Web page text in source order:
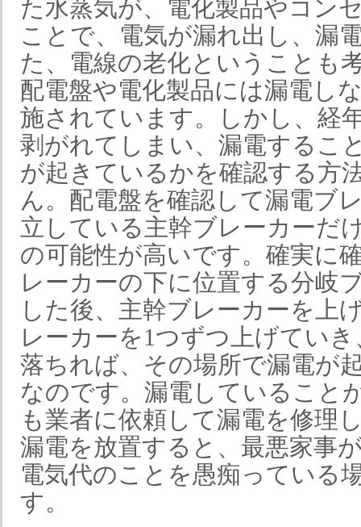
た水蒸気が、電化製品やコン
ことで、電気が漏れ出し、漏
た、電線の老化ということも
配電盤や電化製品には漏電し
施されています。しかし、経
剥がれてしまい、漏電するこ
が起きているかを確認する方
ん。配電盤を確認して漏電ブ
立している主幹ブレーカーだ
の可能性が高いです。確実に
レーカーの下に位置する分岐
した後、主幹ブレーカーを上
レーカーを1つずつ上げてい
落ちれば、その場所で漏電が
なのです。漏電していること
も業者に依頼して漏電を修理
漏電を放置すると、最悪家事
電気代のことを愚痴っている
す。